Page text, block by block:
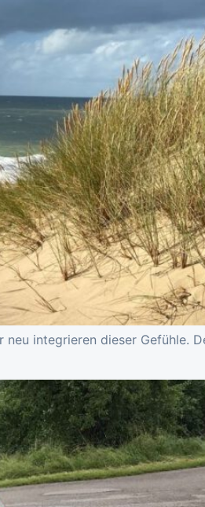
integrieren dieser Gefühle.